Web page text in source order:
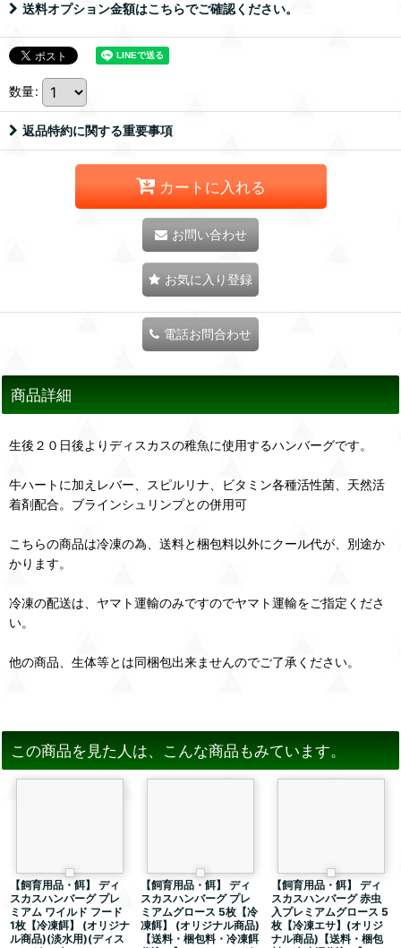
送料オプション金額はこちらでご確認ください。
数量:
返品特約に関する重要事項
カートに入れる
お問い合わせ
お気に入り登録
電話お問合わせ
商品詳細
生後２０日後よりディスカスの稚魚に使用するハンバーグです。
牛ハートに加えレバー、スピルリナ、ビタミン各種活性菌、天然活
着剤配合。ブラインシュリンプとの併用可
こちらの商品は冷凍の為、送料と梱包料以外にクール代が、別途か
かります。
冷凍の配送は、ヤマト運輸のみですのでヤマト運輸をご指定くださ
い。
他の商品、生体等とは同梱包出来ませんのでご了承ください。
この商品を見た人は、こんな商品もみています。
【飼育用品・餌】 ディ
スカスハンバーグ プレ
ミアム ワイルド フード
1枚【冷凍餌】 (オリジナ
ル商品)(淡水用)(ディス
【飼育用品・餌】 ディ
スカスハンバーグ プレ
ミアムグロース 5枚【冷
凍餌】 (オリジナル商品)
【送料・梱包料・冷凍餌
【飼育用品・餌】 ディ
スカスハンバーグ 赤虫
入プレミアムグロース 5
枚【冷凍エサ】(オリジ
ナル商品)【送料・梱包